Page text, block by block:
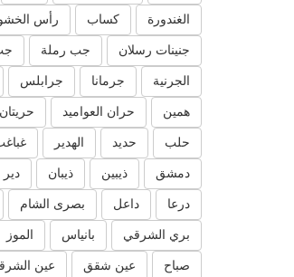
الغندورة كساب رأس
جنينات رسلان جب رملة
الجرنية جرمانا جرابلس
همين حران العواميد حريتان
حلب حديد الهدير
دمشق ذيبين ذيبان دير
درعا داعل بصرى الشام
بري الشرقي بانياس الموز
صباح عين شقق عين